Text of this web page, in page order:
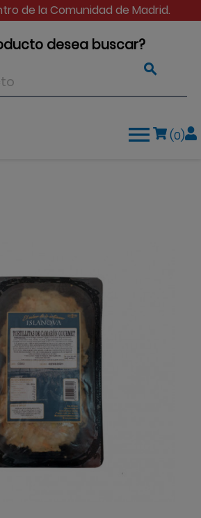
de la Comunidad de Madrid.
desea buscar?

 (0)